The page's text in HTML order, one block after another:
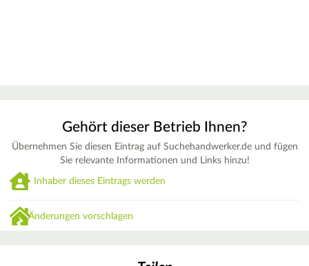
Gehört dieser Betrieb Ihnen?
Übernehmen Sie diesen Eintrag auf Suchehandwerker.de und fügen
Sie relevante Informationen und Links hinzu!
Inhaber dieses Eintrags werden
Änderungen vorschlagen